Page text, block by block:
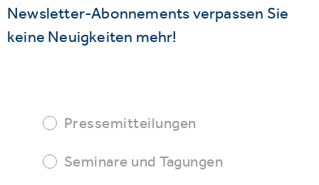
Newsletter-Abonnements verpassen Sie
keine Neuigkeiten mehr!
Pressemitteilungen
Seminare und Tagungen